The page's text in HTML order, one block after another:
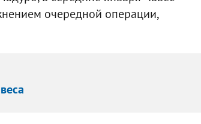
очередной операции,